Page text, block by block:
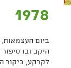
1978
היקב ובו
לקרקע, ביקור